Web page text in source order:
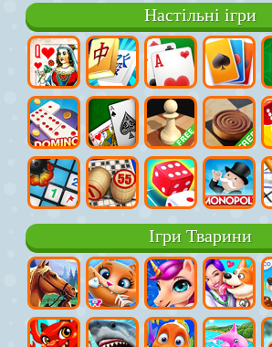
Настільні ігри
Ігри Тварини